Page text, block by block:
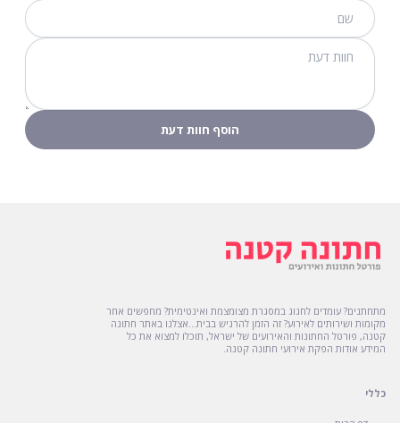
מתחתנים? עומדים לחגוג במסגרת מצומצמת ואינטימית? מחפשים אחר
מקומות ושירותים לאירוע? זה הזמן להרגיש בבית...אצלנו באתר חתונה
קטנה, פורטל החתונות והאירועים של ישראל, תוכלו למצוא את כל
המידע אודות הפקת אירועי חתונה קטנה.
כללי